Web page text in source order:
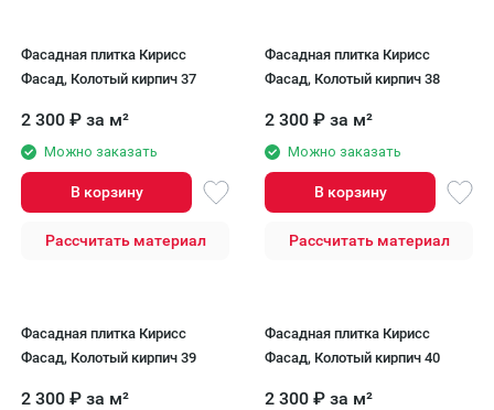
Фасадная плитка Кирисс
Фасад, Колотый кирпич 37
2 300 ₽ за м²
Можно заказать
В корзину
Рассчитать материал
Фасадная плитка Кирисс
Фасад, Колотый кирпич 38
2 300 ₽ за м²
Можно заказать
В корзину
Рассчитать материал
Фасадная плитка Кирисс
Фасад, Колотый кирпич 39
2 300 ₽ за м²
Фасадная плитка Кирисс
Фасад, Колотый кирпич 40
2 300 ₽ за м²